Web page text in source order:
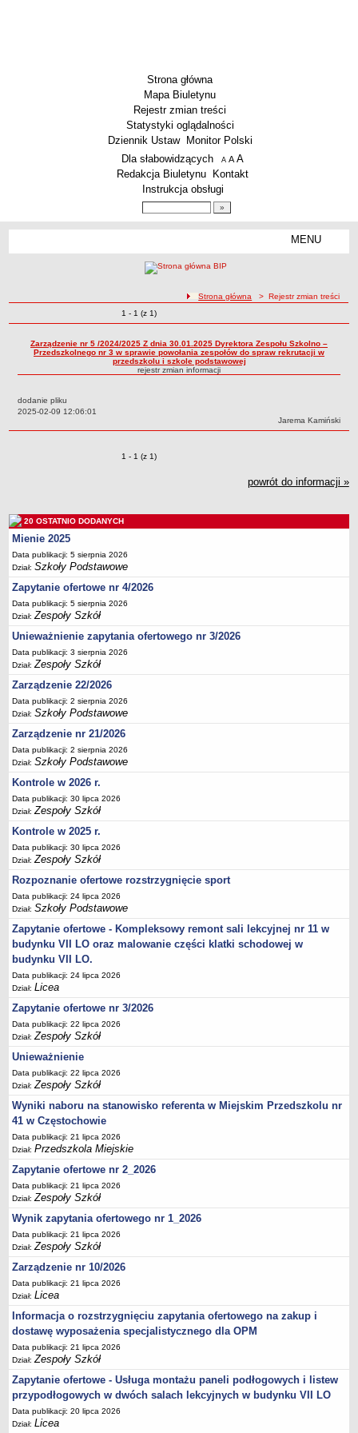
Strona główna
Mapa Biuletynu
Rejestr zmian treści
Statystyki oglądalności
Dziennik Ustaw
Monitor Polski
Menu dodatkowe
Dla słabowidzących A pomniejsz czcionkę
A standardowy rozmiar czcionki
A
Redakcja Biuletynu
Kontakt
Instrukcja obsługi
MENU
Techniczne Zakłady Naukowe
PRZEDSZKOLA
Przedszkola Miejskie
Zlikwidowane gimnazja
Przekształcone szkoły i placówki
Wielofunkcyjna Placówka
BURSA MIEJSKA
Dane podstawowe
Statut
Majątek
Godziny dyżurów
Ogłoszenie
Zarządzenia
Kontrole
Rejestry, ewidencje, archiwa
Sprawozdania
Deklaracja dostępności
PORADNIE PSYCHOLOGICZNO-PEDAGOGICZNE
Zespół Poradni
BIURO FINANSÓW OŚWIATY
Dane podstawowe
Statut
Majątek
Godziny dyżurów
Ogłoszenia
Zarządzenia
Rejestry, ewidencje, archiwa
Kontrole
PONOWNE WYKORZYSTYWANIE
Sprawozdania
Deklaracja dostępności
DEKLARACJA DOSTĘPNOŚCI
OŚWIADCZENIA MAJĄTKOWE
PONOWNE WYKORZYSTYWANIE
UDOSTĘPNIANIE INFORMACJI PUBLICZNEJ
OCHRONA DANYCH OSOBOWYCH
ścieżka nawigacji
Strona główna > Rejestr zmian treści
Zmiany o pozycjach
1 - 1 (z 1)
Zarządzenie nr 5 /2024/2025 Z dnia 30.01.2025 Dyrektora Zespołu Szkolno –
Przedszkolnego nr 3 w sprawie powołania zespołów do spraw rekrutacji w
przedszkolu i szkole podstawowej
rejestr zmian informacji
dodanie pliku
Data:
2025-02-09 12:06:01
Autor:
Jarema Kamiński
Zmiany o pozycjach
1 - 1 (z 1)
powrót do informacji »
20 OSTATNIO DODANYCH
Mienie 2025
Data publikacji: 5 sierpnia 2026
Dział:Szkoły Podstawowe
Zapytanie ofertowe nr 4/2026
Data publikacji: 5 sierpnia 2026
Dział:Zespoły Szkół
Unieważnienie zapytania ofertowego nr 3/2026
Data publikacji: 3 sierpnia 2026
Dział:Zespoły Szkół
Zarządzenie 22/2026
Data publikacji: 2 sierpnia 2026
Dział:Szkoły Podstawowe
Zarządzenie nr 21/2026
Data publikacji: 2 sierpnia 2026
Dział:Szkoły Podstawowe
Kontrole w 2026 r.
Data publikacji: 30 lipca 2026
Dział:Zespoły Szkół
Kontrole w 2025 r.
Data publikacji: 30 lipca 2026
Dział:Zespoły Szkół
Rozpoznanie ofertowe rozstrzygnięcie sport
Data publikacji: 24 lipca 2026
Dział:Szkoły Podstawowe
Zapytanie ofertowe - Kompleksowy remont sali lekcyjnej nr 11 w
budynku VII LO oraz malowanie części klatki schodowej w
budynku VII LO.
Data publikacji: 24 lipca 2026
Dział:Licea
Zapytanie ofertowe nr 3/2026
Data publikacji: 22 lipca 2026
Dział:Zespoły Szkół
Unieważnienie
Data publikacji: 22 lipca 2026
Dział:Zespoły Szkół
Wyniki naboru na stanowisko referenta w Miejskim Przedszkolu nr
41 w Częstochowie
Data publikacji: 21 lipca 2026
Dział:Przedszkola Miejskie
Zapytanie ofertowe nr 2_2026
Data publikacji: 21 lipca 2026
Dział:Zespoły Szkół
Wynik zapytania ofertowego nr 1_2026
Data publikacji: 21 lipca 2026
Dział:Zespoły Szkół
Zarządzenie nr 10/2026
Data publikacji: 21 lipca 2026
Dział:Licea
Informacja o rozstrzygnięciu zapytania ofertowego na zakup i
dostawę wyposażenia specjalistycznego dla OPM
Data publikacji: 21 lipca 2026
Dział:Zespoły Szkół
Zapytanie ofertowe - Usługa montażu paneli podłogowych i listew
przypodłogowych w dwóch salach lekcyjnych w budynku VII LO
Data publikacji: 20 lipca 2026
Dział:Licea